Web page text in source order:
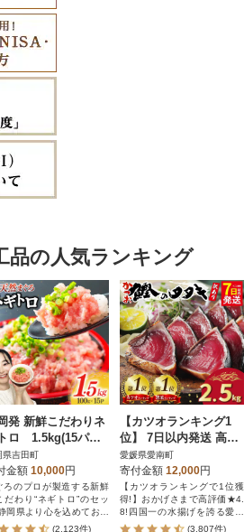
品の人気ランキング
発 新鮮こだわりネ
ロ 1.5kg(15パッ
り)のセット
吉田町
金額 10,000円
ろのプロが製造する新鮮
だわり“ネギトロ”のセッ
岡県より心を込めてお届
ます。
(2,123件)
【カツオランキング1
位】 7日以内発送 高評
価★4.8 訳あり かつお
のたたき 2.5kg
愛媛県愛南町
寄付金額 12,000円
【カツオランキングで1位獲
得!】おかげさまで高評価★4.
8!四国一の水揚げを誇る愛媛
県愛南町のかつお。愛媛はみ
(3,807件)